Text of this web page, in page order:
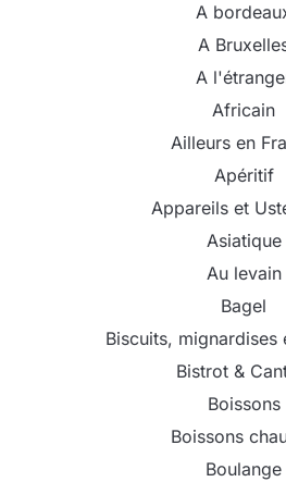
A
A
A
Africain
Ailleurs en
Apéritif
Appareils et
Asiatique
Au levain
Bagel
Biscuits, mignardises
Bistrot &
Boissons
Boissons
Boulange